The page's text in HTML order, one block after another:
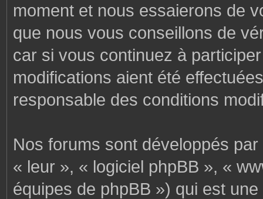
moment et nous essaierons de
que nous vous conseillons de
car si vous continuez à
modifications aient été
responsable des conditions
Nos forums sont développés
« leur », « logiciel phpBB », «
équipes de phpBB ») qui est